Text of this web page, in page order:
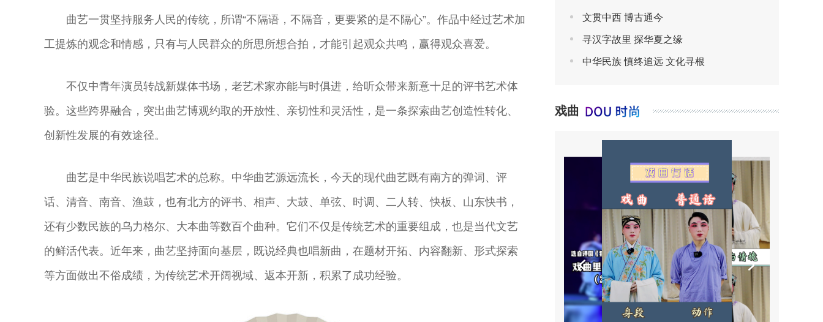
曲艺一贯坚持服务人民的传统，所谓“不隔语，不隔音，更要紧的是不隔心”。作品中经过艺术加
工提炼的观念和情感，只有与人民群众的所思所想合拍，才能引起观众共鸣，赢得观众喜爱。
不仅中青年演员转战新媒体书场，老艺术家亦能与时俱进，给听众带来新意十足的评书艺术体
验。这些跨界融合，突出曲艺博观约取的开放性、亲切性和灵活性，是一条探索曲艺创造性转化、
创新性发展的有效途径。
曲艺是中华民族说唱艺术的总称。中华曲艺源远流长，今天的现代曲艺既有南方的弹词、评
话、清音、南音、渔鼓，也有北方的评书、相声、大鼓、单弦、时调、二人转、快板、山东快书，
还有少数民族的乌力格尔、大本曲等数百个曲种。它们不仅是传统艺术的重要组成，也是当代文艺
的鲜活代表。近年来，曲艺坚持面向基层，既说经典也唱新曲，在题材开拓、内容翻新、形式探索
等方面做出不俗成绩，为传统艺术开阔视域、返本开新，积累了成功经验。
文贯中西 博古通今
寻汉字故里 探华夏之缘
中华民族 慎终追远 文化寻根
戏曲